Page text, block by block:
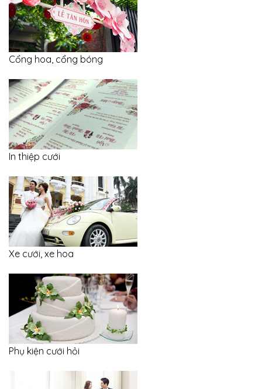
Cổng hoa, cổng bóng
In thiệp cưới
Xe cưới, xe hoa
Phụ kiện cưới hỏi